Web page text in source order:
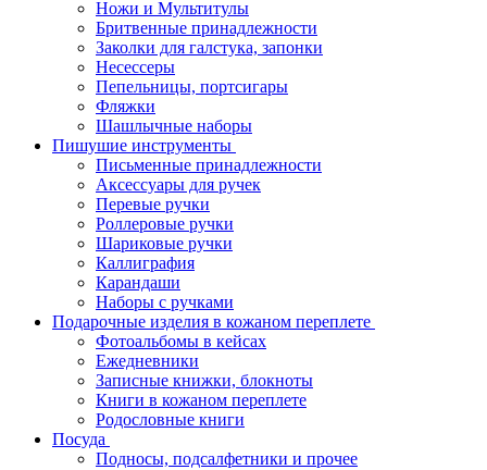
Ножи и Мультитулы
Бритвенные принадлежности
Заколки для галстука, запонки
Несессеры
Пепельницы, портсигары
Фляжки
Шашлычные наборы
Пишушие инструменты
Письменные принадлежности
Аксессуары для ручек
Перевые ручки
Роллеровые ручки
Шариковые ручки
Каллиграфия
Карандаши
Наборы с ручками
Подарочные изделия в кожаном переплете
Фотоальбомы в кейсах
Ежедневники
Записные книжки, блокноты
Книги в кожаном переплете
Родословные книги
Посуда
Подносы, подсалфетники и прочее